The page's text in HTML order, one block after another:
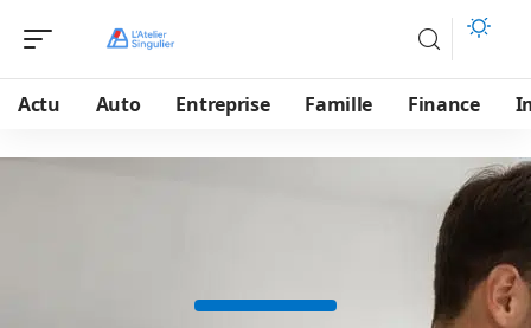
Actu Auto Entreprise Famille Finance